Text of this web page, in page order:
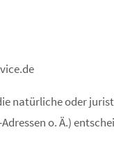
natürliche oder
o. Ä.)